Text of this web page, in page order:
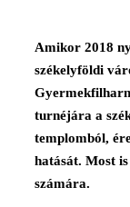
Amikor 2018
székelyföldi
turnéjára a
templomból,
hatását. Most
számára.